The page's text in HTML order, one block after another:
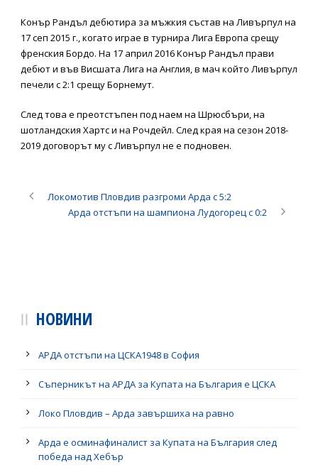
Конър Рандъл дебютира за мъжкия състав на Ливърпул на
17 сеп 2015 г., когато играе в турнира Лига Европа срещу
френския Бордо. На 17 април 2016 Конър Рандъл прави
дебют и във Висшата Лига на Англия, в мач който Ливърпул
печели с 2:1 срещу Борнемут.
След това е преотстъпен под наем на Шрюсбъри, на
шотландския Хартс и на Рочдейл. След края на сезон 2018-
2019 договорът му с Ливърпул не е подновен.
Локомотив Пловдив разгроми Арда с 5:2
Арда отстъпи на шампиона Лудогорец с 0:2
НОВИНИ
АРДА отстъпи на ЦСКА1948 в София
Съперникът на АРДА за Купата на България е ЦСКА
Локо Пловдив – Арда завършиха на равно
Арда е осминафиналист за Купата на България след
победа над Хебър